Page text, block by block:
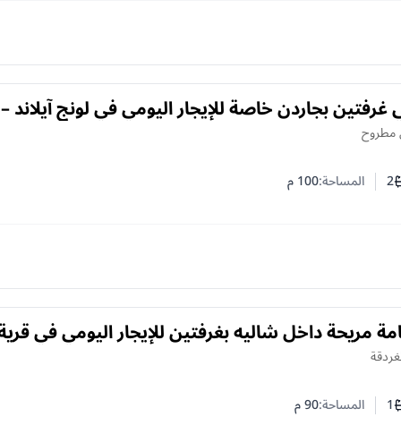
بجاردن خاصة للإيجار اليومي في لونج آيلاند –
النوم
الحمامات2 المساحة:100م
مريحة داخل شاليه بغرفتين للإيجار اليومي في
النوم
الحمامات1 المساحة:90م